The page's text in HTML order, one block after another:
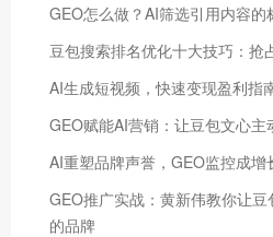
GEO怎么做？AI筛选引用内容的
豆包搜索排名优化十大技巧：抢
AI生成短视频，快速变现盈利指
GEO赋能AI营销：让豆包文心主
AI重塑品牌声誉，GEO监控成增
GEO推广实战：黄新伟教你让
的品牌